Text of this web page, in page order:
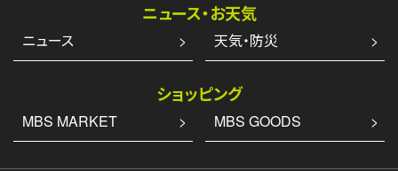
ニュース・お天気
ニュース 天気・防災
ショッピング
MBS MARKET MBS GOODS